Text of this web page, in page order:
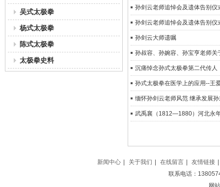
吴式太极拳
杨式太极拳
陈式太极拳
太极拳史料
孙剑云老师追悼会及遗体告别仪
孙剑云老师追悼会及遗体告别仪
孙剑云大师遗嘱
孙叔容、孙婉容、孙宝亨老师
沉痛悼念孙式太极拳第二代传
孙式太极拳在医学上的应用--王
缅怀孙剑云老师风范 继承发展
新闻中心 关于我们 在线留言 友情链接
联系电话：
网